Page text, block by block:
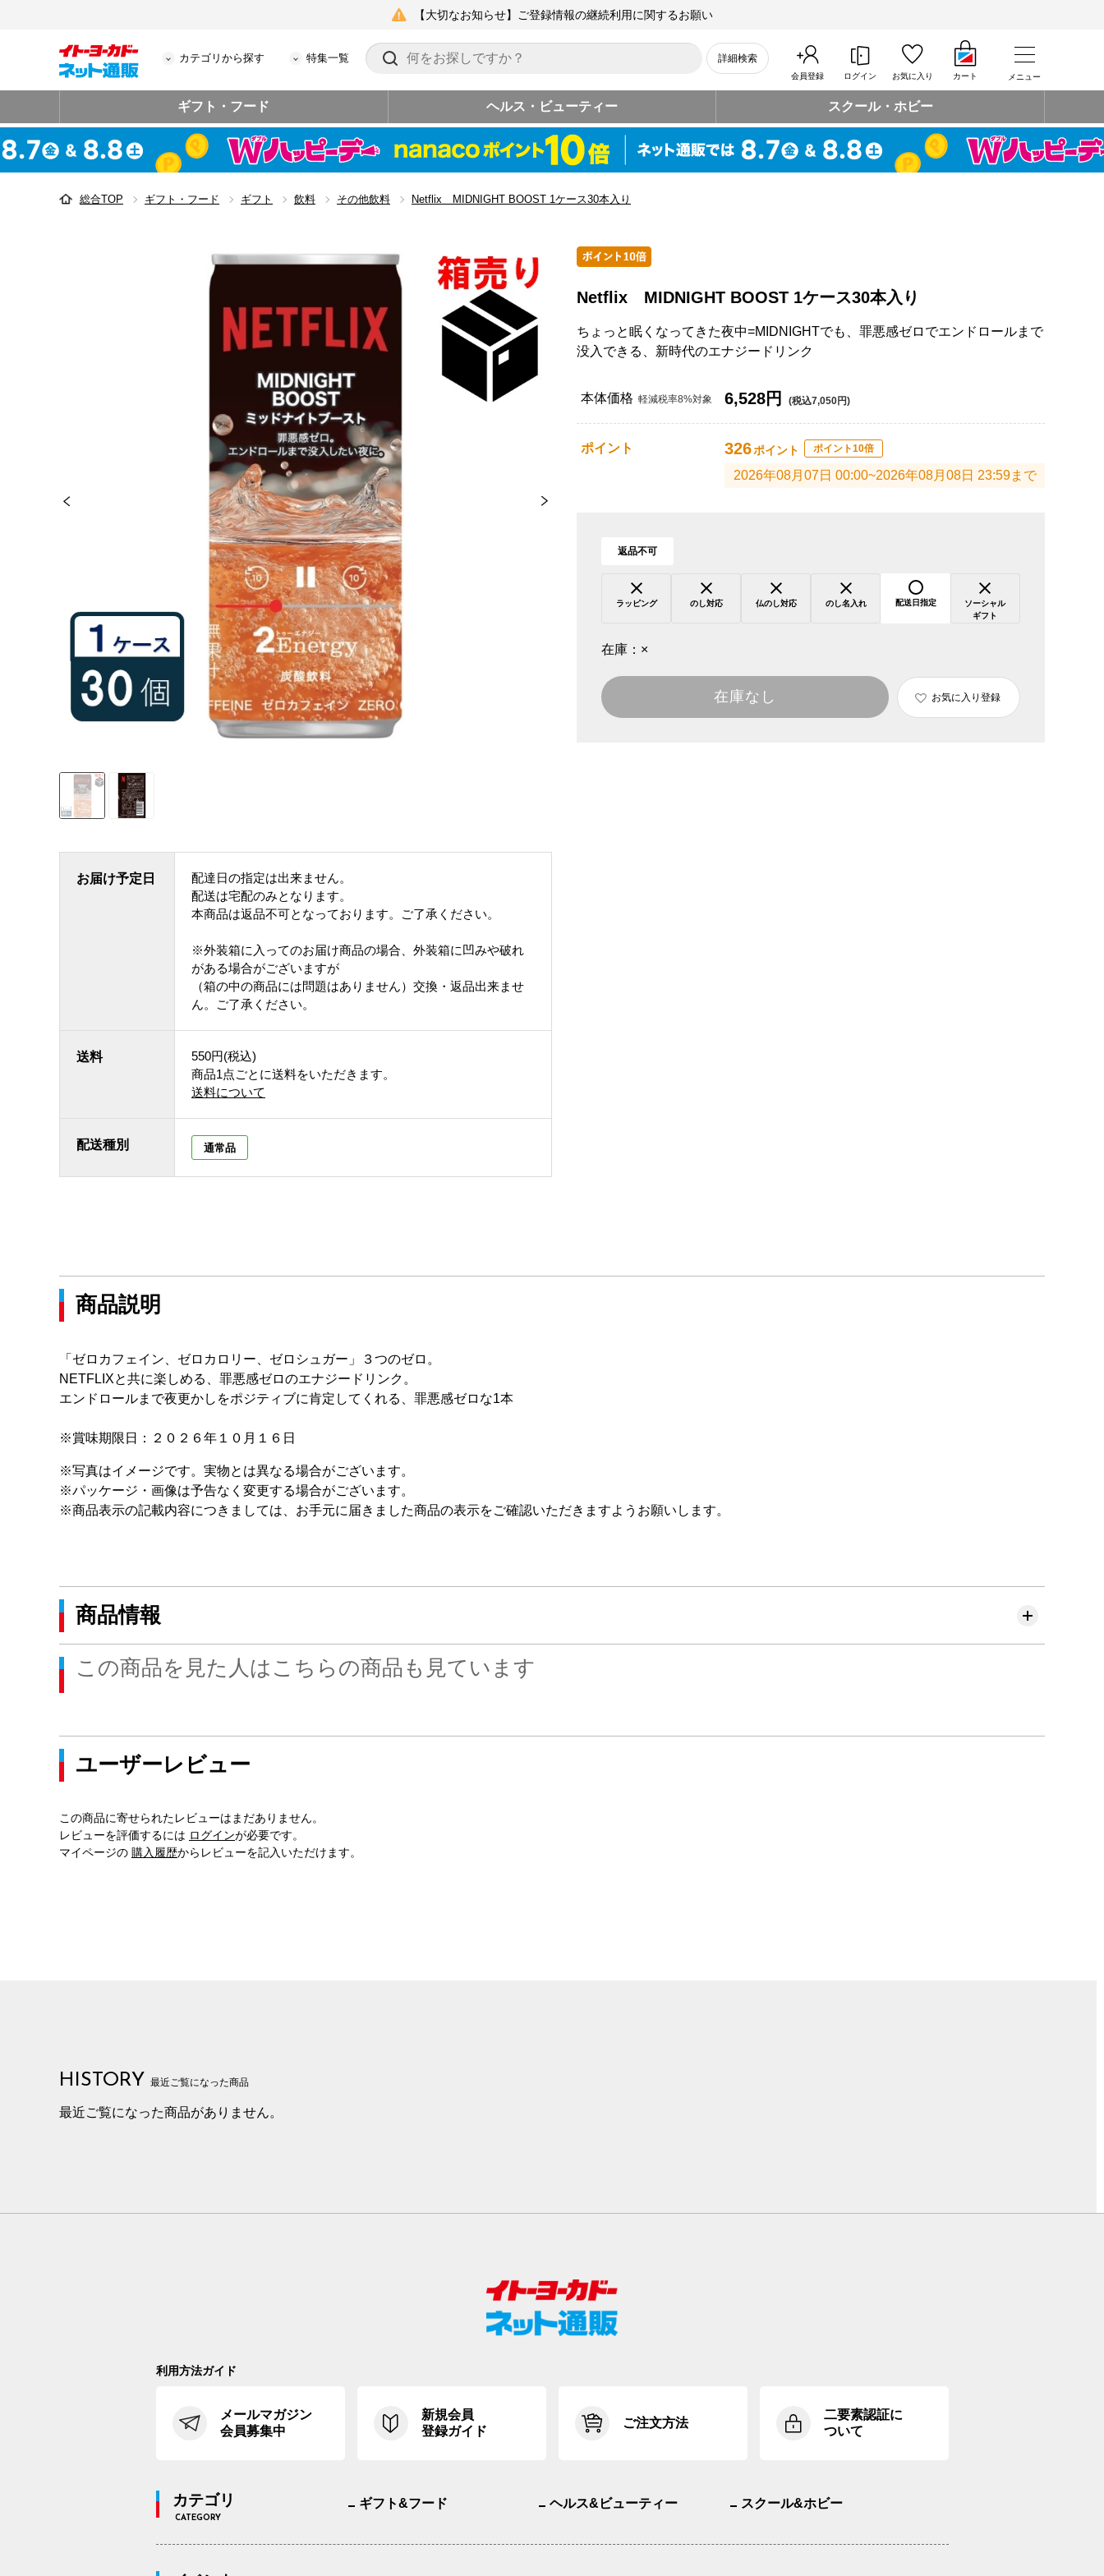
【大切なお知らせ】ご登録情報の継続利用に関するお願い
カテゴリから探す 特集一覧 詳細検索
会員登録 ログイン お気に入り カート メニュー
ギフト・フード ヘルス・ビューティー スクール・ホビー
総合TOP ギフト・フード ギフト 飲料 その他飲料 Netflix MIDNIGHT BOOST 1ケース30本入り
お届け予定日
配達日の指定は出来ません。
配送は宅配のみとなります。
本商品は返品不可となっております。ご了承ください。
※外装箱に入ってのお届け商品の場合、外装箱に凹みや破れ
がある場合がございますが
（箱の中の商品には問題はありません）交換・返品出来ませ
ん。ご了承ください。
送料
550円(税込)
商品1点ごとに送料をいただきます。
送料について
配送種別 通常品
Netflix MIDNIGHT BOOST 1ケース30本入り
ちょっと眠くなってきた夜中=MIDNIGHTでも、罪悪感ゼロでエンドロールまで
没入できる、新時代のエナジードリンク
本体価格 軽減税率8%対象 6,528円 (税込7,050円)
ポイント 326ポイント ポイント10倍
2026年08月07日 00:00~2026年08月08日 23:59まで
返品不可
ラッピング のし対応 仏のし対応 のし名入れ 配送日指定
ソーシャル
ギフト
在庫： ×
在庫なし お気に入り登録
商品説明
「ゼロカフェイン、ゼロカロリー、ゼロシュガー」３つのゼロ。
NETFLIXと共に楽しめる、罪悪感ゼロのエナジードリンク。
エンドロールまで夜更かしをポジティブに肯定してくれる、罪悪感ゼロな1本
※賞味期限日：２０２６年１０月１６日
※写真はイメージです。実物とは異なる場合がございます。
※パッケージ・画像は予告なく変更する場合がございます。
※商品表示の記載内容につきましては、お手元に届きました商品の表示をご確認いただきますようお願いします。
商品情報
この商品を見た人はこちらの商品も見ています
ユーザーレビュー
この商品に寄せられたレビューはまだありません。
レビューを評価するには ログインが必要です。
マイページの 購入履歴からレビューを記入いただけます。
HISTORY 最近ご覧になった商品
最近ご覧になった商品がありません。
利用方法ガイド
メールマガジン
会員募集中
新規会員
登録ガイド
ご注文方法
二要素認証に
ついて
カテゴリ
CATEGORY
ギフト&フード ヘルス&ビューティー スクール&ホビー